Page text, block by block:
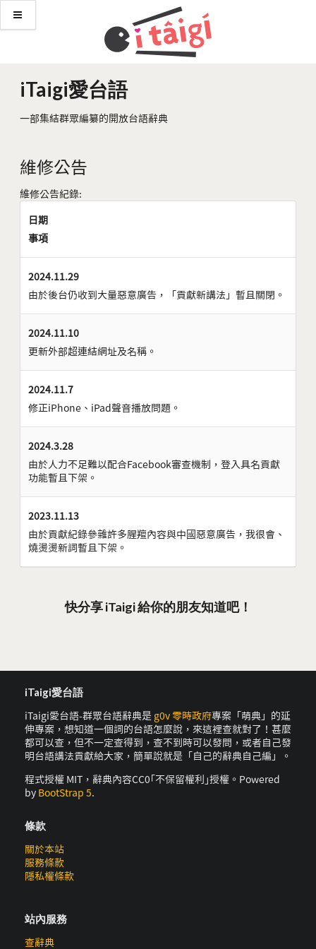
iTaigi愛台語
一部集結群眾編纂的開放台語辭典
維修公告
維修公告紀錄:
日期
事項
2024.11.29
由於後台仍收到大量惡意廣告，「貢獻新講法」暫且關閉。
2024.11.10
更新外部超連結網址及名稱。
2024.11.7
修正iPhone、iPad聲音播放問題。
2024.3.28
由於人力不足難以配合Facebook審查機制，登入具名貢獻
功能暫且下架。
2023.11.13
由於貢獻紀錄參雜許多腥羶內容與中國惡意廣告，我很會、
燒燙燙新詞暫且下架。
快分享 iTaigi 給你的朋友知道吧！
iTaigi愛台語
iTaigi愛台語-群眾台語辭典是 g0v 零時政府專案「萌典」的延
伸專案，想知道一個詞的台語怎麼說，來這裡查就對了！甚麼
都可以查，但不一定查得到，查不到時可以發問，或者自己發
明台語講法貢獻給大家，簡單說就是「自己的辭典自己編」。
程式授權 MIT，辭典內容CC0｢不保留權利｣授權。Powered
by BootStrap 5.
條款
關於本站
服務條款
隱私權條款
站內服務
查辭典